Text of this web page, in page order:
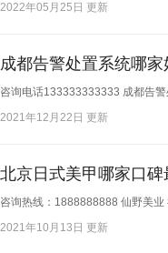
2022年05月25日 更新
成都告警处置系统哪家
咨询电话133333333333 成都告
2021年12月22日 更新
北京日式美甲哪家口碑
咨询热线：1888888888 仙野美业
2021年10月13日 更新